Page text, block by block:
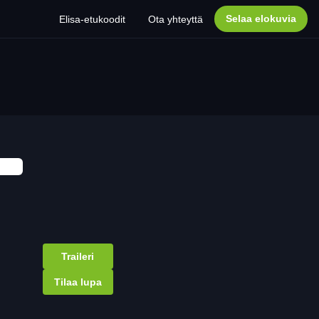
Elisa-etukoodit Ota yhteyttä Selaa elokuvia
Traileri
Tilaa lupa